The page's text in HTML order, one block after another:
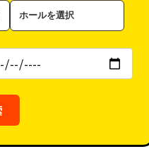
ホ
ー
（タ
グ）